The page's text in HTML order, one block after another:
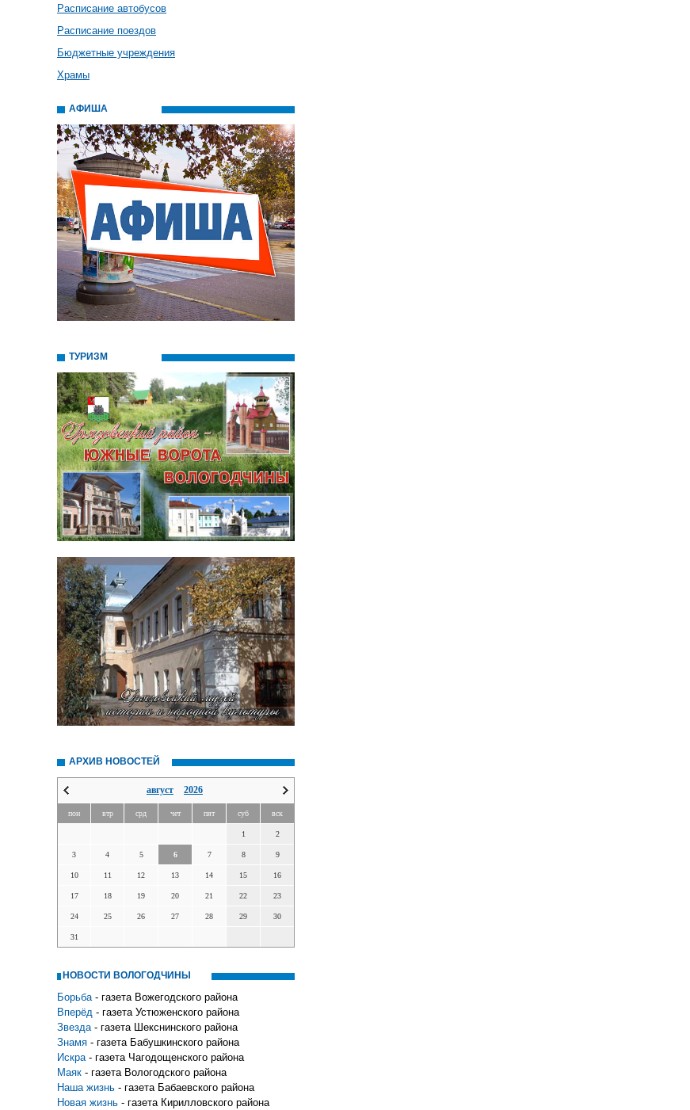
Расписание автобусов
Расписание поездов
Бюджетные учреждения
Храмы
АФИША
ТУРИЗМ
АРХИВ НОВОСТЕЙ
август 2026
пон втр срд чет пят суб вск
1 2
3 4 5 6 7 8 9
10 11 12 13 14 15 16
17 18 19 20 21 22 23
24 25 26 27 28 29 30
31
НОВОСТИ ВОЛОГОДЧИНЫ
Борьба - газета Вожегодского района
Вперёд - газета Устюженского района
Звезда - газета Шекснинского района
Знамя - газета Бабушкинского района
Искра - газета Чагодощенского района
Маяк - газета Вологодского района
Наша жизнь - газета Бабаевского района
Новая жизнь - газета Кирилловского района